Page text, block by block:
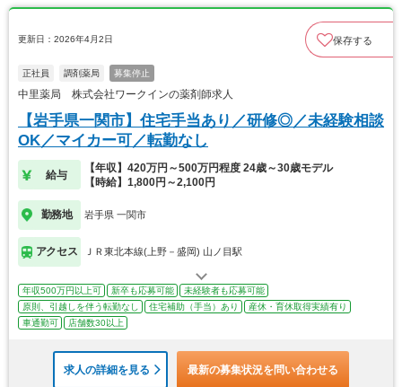
更新日：2026年4月2日 保存する
正社員 調剤薬局 募集停止
中里薬局 株式会社ワークインの薬剤師求人
【岩手県一関市】住宅手当あり／研修◎／未経験相談
OK／マイカー可／転勤なし
給与
【年収】420万円～500万円程度 24歳～30歳モデル
【時給】1,800円～2,100円
勤務地 岩手県 一関市
アクセス ＪＲ東北本線(上野－盛岡) 山ノ目駅
年収500万円以上可 新卒も応募可能
未経験者も応募可能
原則、引越しを伴う転勤なし
住宅補助（手当）あり
産休・育休取得実績有り
車通勤可
店舗数30以上
求人の詳細を見る 最新の募集状況を問い合わせる